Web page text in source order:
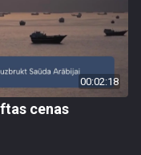
00:02:18
cenas